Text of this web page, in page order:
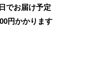
でお届け予定
円かかります